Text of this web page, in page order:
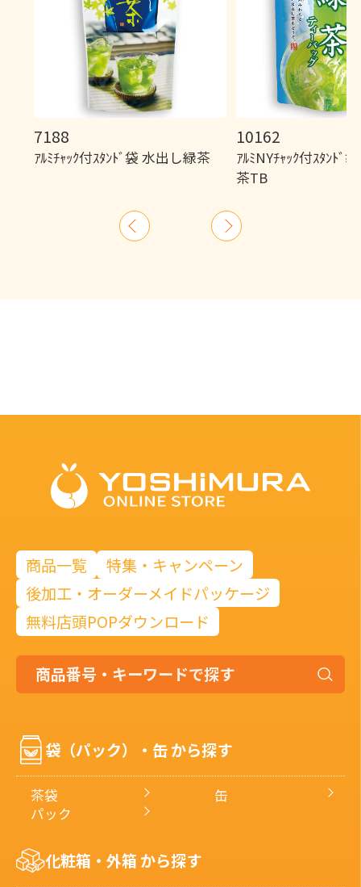
7188
ｱﾙﾐﾁｬｯｸ付ｽﾀﾝﾄﾞ袋 水出し緑茶
10162
ｱﾙﾐNYﾁｬｯｸ付ｽﾀﾝﾄﾞ
茶TB
前
へ
次
へ
商品一覧
特集・キャンペーン
後加工・オーダーメイドパッケージ
無料店頭POPダウンロード
号・
キ
探
す
袋（パック）・缶 から探す
茶袋
缶
パック
化粧箱・外箱 から探す